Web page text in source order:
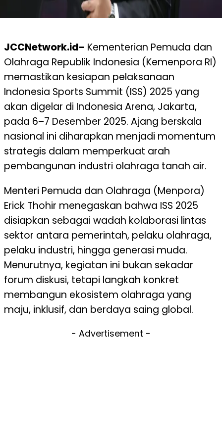
JCCNetwork.id- Kementerian Pemuda dan
Olahraga Republik Indonesia (Kemenpora RI)
memastikan kesiapan pelaksanaan
Indonesia Sports Summit (ISS) 2025 yang
akan digelar di Indonesia Arena, Jakarta,
pada 6–7 Desember 2025. Ajang berskala
nasional ini diharapkan menjadi momentum
strategis dalam memperkuat arah
pembangunan industri olahraga tanah air.
Menteri Pemuda dan Olahraga (Menpora)
Erick Thohir menegaskan bahwa ISS 2025
disiapkan sebagai wadah kolaborasi lintas
sektor antara pemerintah, pelaku olahraga,
pelaku industri, hingga generasi muda.
Menurutnya, kegiatan ini bukan sekadar
forum diskusi, tetapi langkah konkret
membangun ekosistem olahraga yang
maju, inklusif, dan berdaya saing global.
- Advertisement -